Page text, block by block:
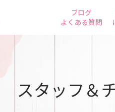
ブログ
よくある質問
スタッフ＆